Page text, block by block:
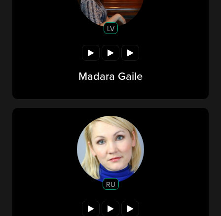
LV
Madara Gaile
RU